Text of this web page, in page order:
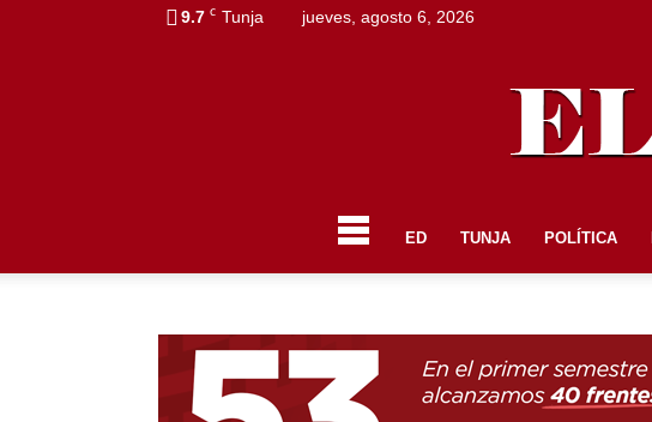
9.7 C Tunja jueves, agosto 6, 2026
ED TUNJA POLÍTICA